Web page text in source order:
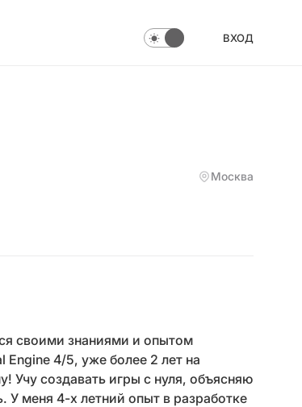
ВХОД
Москва
своими знаниями и опытом
4/5, уже более 2 лет на
Учу создавать игры с нуля, объясняю
меня 4-х летний опыт в разработке